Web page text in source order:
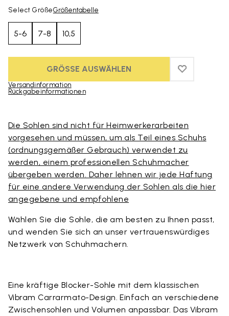
Select GrößeGrößentabelle
5-6 7-8 10,5
GRÖSSE AUSWÄHLEN ADD TO
ADD TO
Versandinformation
Rückgabeinformationen
Die Sohlen sind nicht für Heimwerkerarbeiten
vorgesehen und müssen, um als Teil eines Schuhs
(ordnungsgemäßer Gebrauch) verwendet zu
werden, einem professionellen Schuhmacher
übergeben werden. Daher lehnen wir jede Haftung
für eine andere Verwendung der Sohlen als die hier
angegebene und empfohlene
Wählen Sie die Sohle, die am besten zu Ihnen passt,
und wenden Sie sich an unser vertrauenswürdiges
Netzwerk von Schuhmachern
Eine kräftige Blocker-Sohle mit dem klassischen
Vibram Carrarmato-Design. Einfach an verschiedene
Zwischensohlen und Volumen anpassbar. Das Vibram